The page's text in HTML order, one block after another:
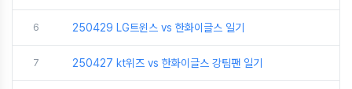
6 250429 LG트윈스 vs 한화이글스 일기
7 250427 kt위즈 vs 한화이글스 강팀팬 일기